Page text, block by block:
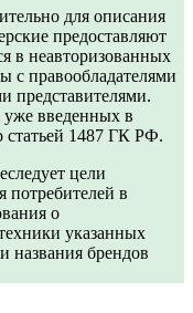
для описания
предоставляют
в неавторизованных
с правообладателями
представителями.
уже введенных в
статьей 1487 ГК РФ.
цели
потребителей в
о
указанных
названия брендов